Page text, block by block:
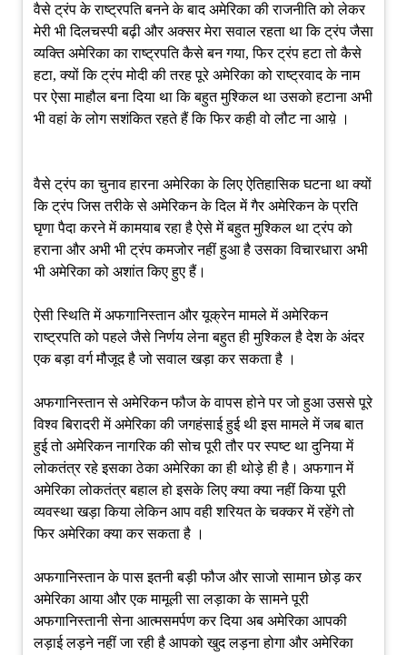
वैसे ट्रंप के राष्ट्रपति बनने के बाद अमेरिका की राजनीति को लेकर
मेरी भी दिलचस्पी बढ़ी और अक्सर मेरा सवाल रहता था कि ट्रंप जैसा
व्यक्ति अमेरिका का राष्ट्रपति कैसे बन गया, फिर ट्रंप हटा तो कैसे
हटा, क्यों कि ट्रंप मोदी की तरह पूरे अमेरिका को राष्ट्रवाद के नाम
पर ऐसा माहौल बना दिया था कि बहुत मुश्किल था उसको हटाना अभी
भी वहां के लोग सशंकित रहते हैं कि फिर कही वो लौट ना आय़े ।
वैसे ट्रंप का चुनाव हारना अमेरिका के लिए ऐतिहासिक घटना था क्यों
कि ट्रंप जिस तरीके से अमेरिकन के दिल में गैर अमेरिकन के प्रति
घृणा पैदा करने में कामयाब रहा है ऐसे में बहुत मुश्किल था ट्रंप को
हराना और अभी भी ट्रंप कमजोर नहीं हुआ है उसका विचारधारा अभी
भी अमेरिका को अशांत किए हुए हैं।
ऐसी स्थिति में अफगानिस्तान और यूक्रेन मामले में अमेरिकन
राष्ट्रपति को पहले जैसे निर्णय लेना बहुत ही मुश्किल है देश के अंदर
एक बड़ा वर्ग मौजूद है जो सवाल खड़ा कर सकता है ।
अफगानिस्तान से अमेरिकन फौज के वापस होने पर जो हुआ उससे पूरे
विश्व बिरादरी में अमेरिका की जगहंसाई हुई थी इस मामले में जब बात
हुई तो अमेरिकन नागरिक की सोच पूरी तौर पर स्पष्ट था दुनिया में
लोकतंत्र रहे इसका ठेका अमेरिका का ही थोड़े ही है। अफगान में
अमेरिका लोकतंत्र बहाल हो इसके लिए क्या क्या नहीं किया पूरी
व्यवस्था खड़ा किया लेकिन आप वही शरियत के चक्कर में रहेंगे तो
फिर अमेरिका क्या कर सकता है ।
अफगानिस्तान के पास इतनी बड़ी फौज और साजो सामान छोड़ कर
अमेरिका आया और एक मामूली सा लड़ाका के सामने पूरी
अफगानिस्तानी सेना आत्मसमर्पण कर दिया अब अमेरिका आपकी
लड़ाई लड़ने नहीं जा रही है आपको खुद लड़ना होगा और अमेरिका